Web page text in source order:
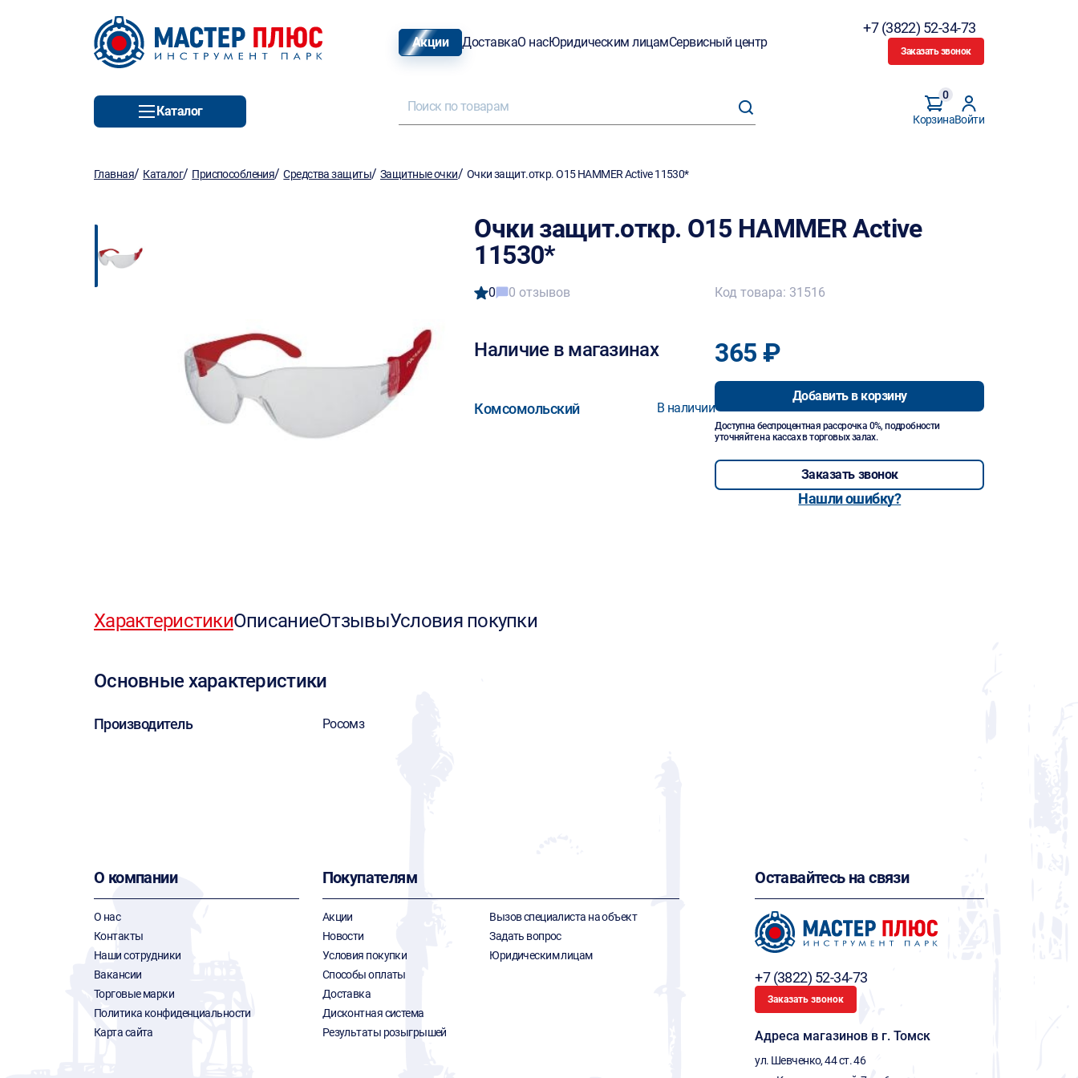
Акции ДоставкаО насЮридическим лицамСервисный центр
+7 (3822) 52-34-73
Заказать звонок
Каталог
Корзина
0
Войти
Главная/ Каталог/ Приспособления/Средства защиты/ Защитные очки/ Очки защит.откр. O15 HAMMER Active 11530*
Очки защит.откр. O15 HAMMER Active
11530*
0 0 отзывов
Наличие в магазинах
Комсомольский В наличии
Код товара: 31516
365 ₽
Добавить в корзину
Доступна беспроцентная рассрочка 0%, подробности
уточняйте на кассах в торговых залах.
Заказать звонок
Нашли ошибку?
ХарактеристикиОписаниеОтзывыУсловия покупки
Основные характеристики
Производитель Росомз
О компании
О нас
Контакты
Наши сотрудники
Вакансии
Торговые марки
Политика конфиденциальности
Карта сайта
Покупателям
Акции
Новости
Условия покупки
Способы оплаты
Доставка
Дисконтная система
Результаты розыгрышей
Вызов специалиста на объект
Задать вопрос
Юридическим лицам
Оставайтесь на связи
+7 (3822) 52-34-73
Заказать звонок
Адреса магазинов в г. Томск
ул. Шевченко, 44 ст. 46